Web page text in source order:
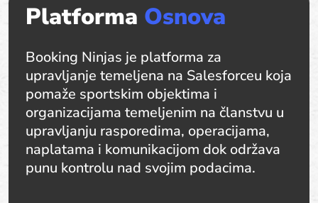
Platforma Osnova
Booking Ninjas je platforma za
upravljanje temeljena na Salesforceu koja
pomaže sportskim objektima i
organizacijama temeljenim na članstvu u
upravljanju rasporedima, operacijama,
naplatama i komunikacijom dok održava
punu kontrolu nad svojim podacima.